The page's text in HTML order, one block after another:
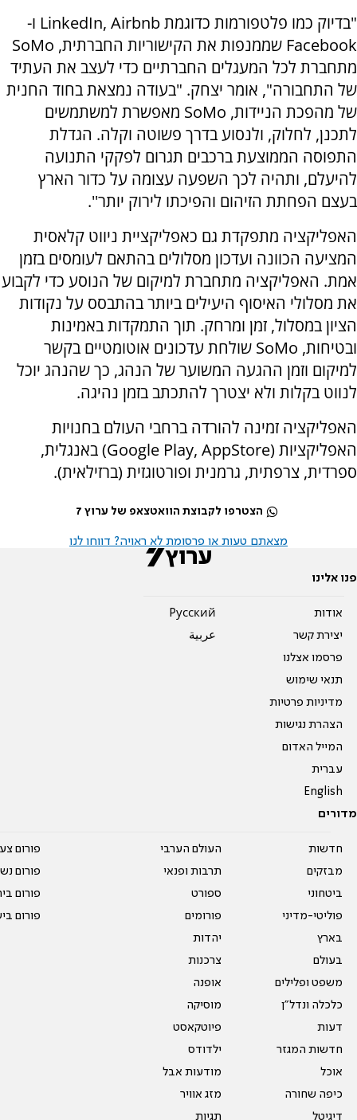
"בדיוק כמו פלטפורמות כדוגמתLinkedIn, Airbnb ו-
Facebook שממנפות את הקישוריות החברתית, SoMo
מתחברת לכל המעגלים החברתיים כדי לעצב את העתיד
של התחבורה", אומר יצחק. "בעודה נמצאת בחוד החנית
של מהפכת הניידות, SoMo מאפשרת למשתמשים
לתכנן, לחלוק, ולנסוע בדרך פשוטה וקלה. הגדלת
התפוסה הממוצעת ברכבים תגרום לפקקי התנועה
להיעלם, ותהיה לכך השפעה עצומה על כדור הארץ
בעצם הפחתת הזיהום והפיכתו לירוק יותר''.
האפליקציה מתפקדת גם כאפליקציית ניווט קלאסית
המציעה הכוונה ועדכון מסלולים בהתאם לעומסים בזמן
אמת. האפליקציה מתחברת למיקום של הנוסע כדי לקבוע
את מסלולי האיסוף היעילים ביותר בהתבסס על נקודות
הציון במסלול, זמן ומרחק. תוך התמקדות באמינות
ובטיחות, SoMo שולחת עדכונים אוטומטיים בקשר
למיקום וזמן ההגעה המשוער של הנהג, כך שהנהג יוכל
לנווט בקלות ולא יצטרך להתכתב בזמן נהיגה.
האפליקציה זמינה להורדה ברחבי העולם בחנויות
האפליקציות (Google Play, AppStore) באנגלית,
ספרדית, צרפתית, גרמנית ופורטוגזית (ברזילאית).
הצטרפו לקבוצת הוואטצאפ של ערוץ 7
מצאתם טעות או פרסומת לא ראויה? דווחו לנו
פנו אלינו
אודות
יצירת קשר
פרסמו אצלנו
תנאי שימוש
מדיניות פרטיות
הצהרת נגישות
המייל האדום
עברית
English
Pусский
عربية
מדורים
חדשות
מבזקים
ביטחוני
פוליטי-מדיני
בארץ
בעולם
משפט ופלילים
כלכלה ונדל"ן
דעות
חדשות המגזר
אוכל
כיפה שחורה
דיגיטל
העולם הערבי
תרבות ופנאי
ספורט
פורומים
יהדות
צרכנות
אופנה
מוסיקה
פיוטקאסט
ילדודס
מודעות אבל
מזג אוויר
תגיות
פורום
פורום
פורום
פורום